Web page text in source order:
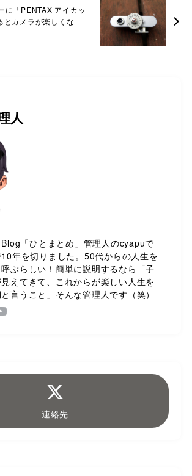
に「PENTAX アイカッ
カメラが楽しくな
人
「ひとまとめ」管理人のcyapuで
年を切りました。50代からの人生を
呼ぶらしい！簡単に説明するなら「子
えてきて、これからが楽しい人生を
言うこと」そんな管理人です（笑）
連絡先